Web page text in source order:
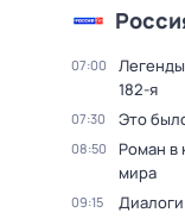
07:00
182-я
07:30 Это
08:50
Роман в
мира
09:15